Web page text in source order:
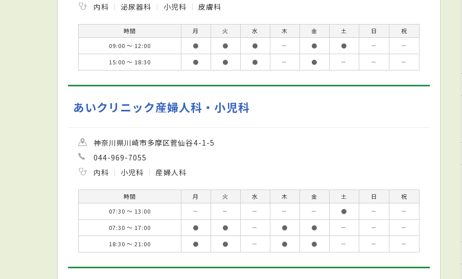
内科
泌尿器科 小児科 皮膚科
時間 月 火 水 木 金 土 日
祝
09:00 ～ 12:00
● ● ● － ● ● －
－
15:00 ～ 18:30
● ● ● － ● － － －
あいクリニック産婦人科・小児科
神奈川県川崎市多摩区菅仙谷4-1-5
044-969-7055
内科
小児科 産婦人科
時間 月 火 水 木 金 土 日
祝
07:30 ～ 13:00
－ － － － － ● －
－
07:30 ～ 17:00
● ● － ● ● － －
－
18:30 ～ 21:00
● ● － ● ● － － －